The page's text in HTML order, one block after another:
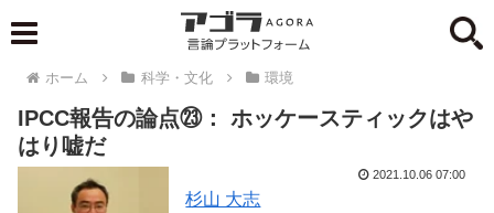
ホーム 科学・文化 環境
IPCC報告の論点㉓： ホッケースティックはや
はり嘘だ
杉山 大志
2021.10.06 07:00